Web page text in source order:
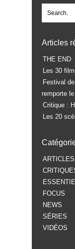
Articles
THE END
Les 30
Festival
remporte
Critique :
Les 20
ARTICLES
FOCUS
NEWS
SÉRIES
VIDÉOS